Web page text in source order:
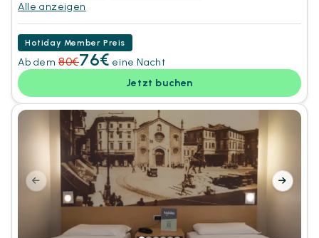
Alle anzeigen
Hotiday Member Preis
Ab dem 80€76€ eine Nacht
Jetzt buchen